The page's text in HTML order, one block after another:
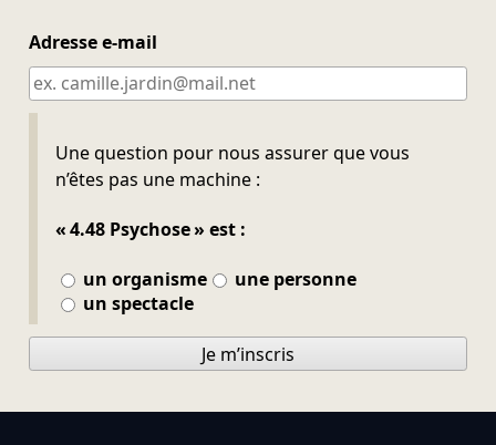
Adresse e-mail
Une question pour nous assurer que vous
n’êtes pas une machine :
« 4.48 Psychose » est :
un organisme
une personne
un spectacle
Ne pas remplir
Je m’inscris